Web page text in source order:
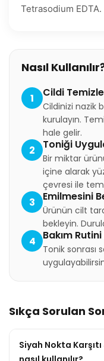
Tetrasodium EDTA.
Nasıl
1 Cildi
Cildinizi nazik
kurulayın.
hale gelir.
2 Toniği
Bir miktar
içine alarak
çevresi ile
3 Emilmesini
Ürünün cilt
bekleyin.
4 Bakım
Tonik sonrası
Sıkça Sorulan
Siyah Nokta Karşıtı